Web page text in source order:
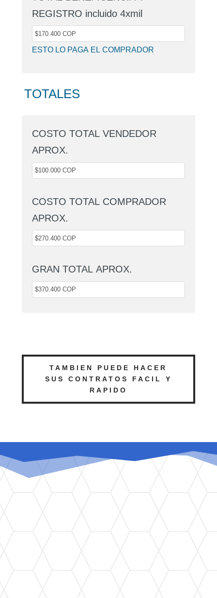
REGISTRO incluido 4xmil
ESTO LO PAGA EL COMPRADOR
TOTALES
COSTO TOTAL VENDEDOR
APROX.
COSTO TOTAL COMPRADOR
APROX.
GRAN TOTAL APROX.
TAMBIEN PUEDE HACER
SUS CONTRATOS FACIL Y
RAPIDO